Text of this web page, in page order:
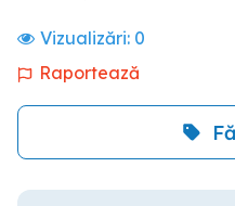
Vizualizări: 0
Raportează